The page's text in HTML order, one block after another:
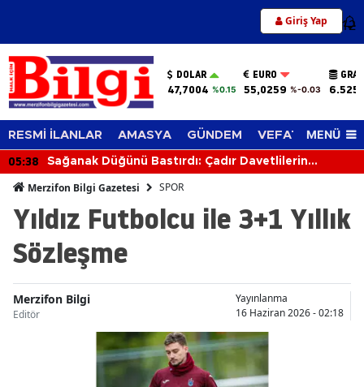
Giriş Yap 12
DOLAR
47,7004 %0.15
EURO
55,0259 %-0.03
RESMİ İLANLAR AMASYA GÜNDEM VEFAT EDENLER
MENÜ
05:38
Sağanak Düğünü Bastırdı: Çadır Davetlilerin
Merzifon Bilgi Gazetesi SPOR
Yıldız Futbolcu ile 3+1 Yıllık
Sözleşme
Merzifon Bilgi
Editör
Yayınlanma
16 Haziran 2026 - 02:18